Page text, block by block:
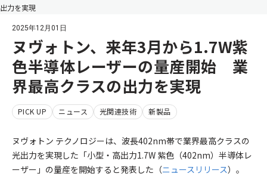
出力を実現
2025年12月01日
ヌヴォトン、来年3月から1.7W紫
色半導体レーザーの量産開始 業
界最高クラスの出力を実現
PICK UP ニュース 光関連技術 新製品
ヌヴォトン テクノロジーは、波長402nm帯で業界最高クラスの
光出力を実現した「小型・高出力1.7W 紫色（402nm）半導体レ
ーザー」の量産を開始すると発表した（ニュースリリース）。